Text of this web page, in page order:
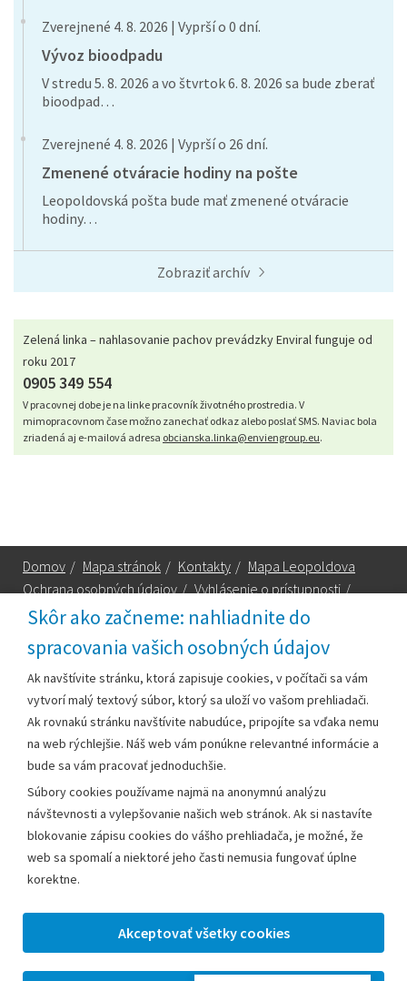
Skôr ako začneme: nahliadnite do
spracovania vašich osobných údajov
Ak navštívite stránku, ktorá zapisuje cookies, v počítači sa vám
vytvorí malý textový súbor, ktorý sa uloží vo vašom prehliadači.
Ak rovnakú stránku navštívite nabudúce, pripojíte sa vďaka nemu
na web rýchlejšie. Náš web vám ponúkne relevantné informácie a
bude sa vám pracovať jednoduchšie.
Súbory cookies používame najmä na anonymnú analýzu
návštevnosti a vylepšovanie našich web stránok. Ak si nastavíte
blokovanie zápisu cookies do vášho prehliadača, je možné, že
web sa spomalí a niektoré jeho časti nemusia fungovať úplne
korektne.
Zverejnené 4. 8. 2026 | Vyprší o 0 dní.
Vývoz bioodpadu
V stredu 5. 8. 2026 a vo štvrtok 6. 8. 2026 sa bude zberať
bioodpad…
Zverejnené 4. 8. 2026 | Vyprší o 26 dní.
Zmenené otváracie hodiny na pošte
Leopoldovská pošta bude mať zmenené otváracie
hodiny…
Zobraziť archív
Zelená linka – nahlasovanie pachov prevádzky Enviral funguje od
roku 2017
0905 349 554
V pracovnej dobe je na linke pracovník životného prostredia. V
mimopracovnom čase možno zanechať odkaz alebo poslať SMS. Naviac bola
zriadená aj e-mailová adresa obcianska.linka@enviengroup.eu.
Domov / Mapa stránok / Kontakty / Mapa Leopoldova
Ochrana osobných údajov / Vyhlásenie o prístupnosti /
Technická podpora
Mestský úrad Leopoldov
Hlohovská cesta 1818/2A
920 41 Leopoldov
Kontakt:
Telefón:+42133/285 27 11
Email:
mesto@leopoldov.sk
primatorka@leopoldov.sk
Webmaster:webmaster@leopoldov.sk